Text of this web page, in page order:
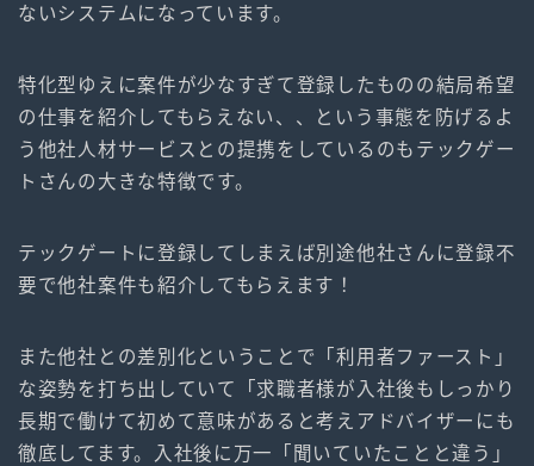
ないシステムになっています。
特化型ゆえに案件が少なすぎて登録したものの結局希望
の仕事を紹介してもらえない、、という事態を防げるよ
う他社人材サービスとの提携をしているのもテックゲー
トさんの大きな特徴です。
テックゲートに登録してしまえば別途他社さんに登録不
要で他社案件も紹介してもらえます！
また他社との差別化ということで「利用者ファースト」
な姿勢を打ち出していて「求職者様が入社後もしっかり
長期で働けて初めて意味があると考えアドバイザーにも
徹底してます。入社後に万一「聞いていたことと違う」